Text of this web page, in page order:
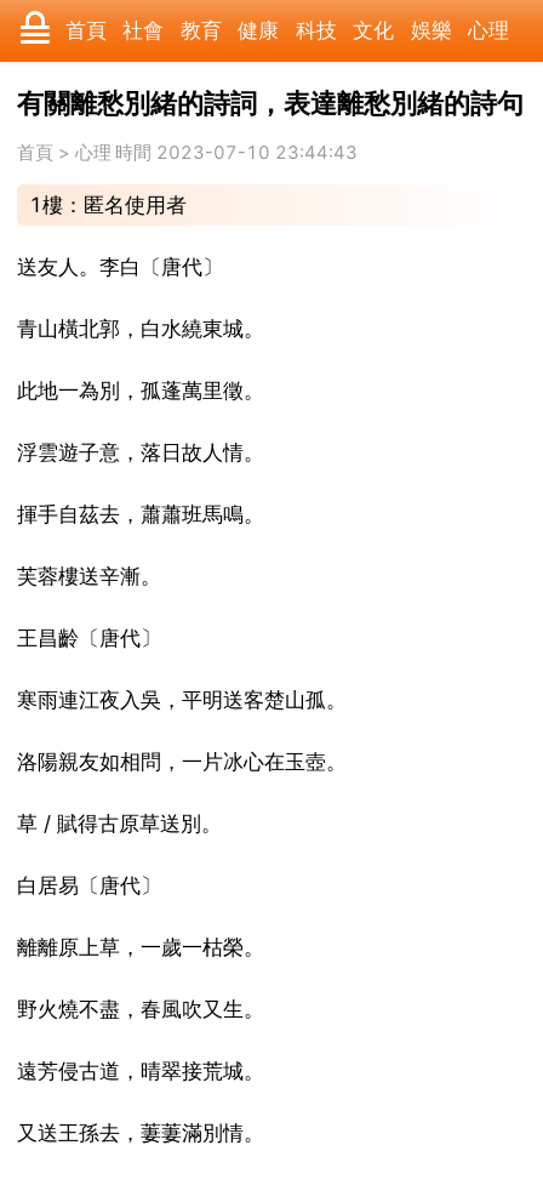
首頁 社會 教育 健康 科技 文化 娛樂 心理
數碼 汽車 美食 遊戲 時尚 家居 財經 旅遊
科學 育兒 職場 歷史 體育 寵物
收藏 國際 軍事
有關離愁別緒的詩詞，表達離愁別緒的詩句
首頁 > 心理 時間 2023-07-10 23:44:43
1樓：匿名使用者
送友人。李白〔唐代〕
青山橫北郭，白水繞東城。
此地一為別，孤蓬萬里徵。
浮雲遊子意，落日故人情。
揮手自茲去，蕭蕭班馬鳴。
芙蓉樓送辛漸。
王昌齡〔唐代〕
寒雨連江夜入吳，平明送客楚山孤。
洛陽親友如相問，一片冰心在玉壺。
草 / 賦得古原草送別。
白居易〔唐代〕
離離原上草，一歲一枯榮。
野火燒不盡，春風吹又生。
遠芳侵古道，晴翠接荒城。
又送王孫去，萋萋滿別情。